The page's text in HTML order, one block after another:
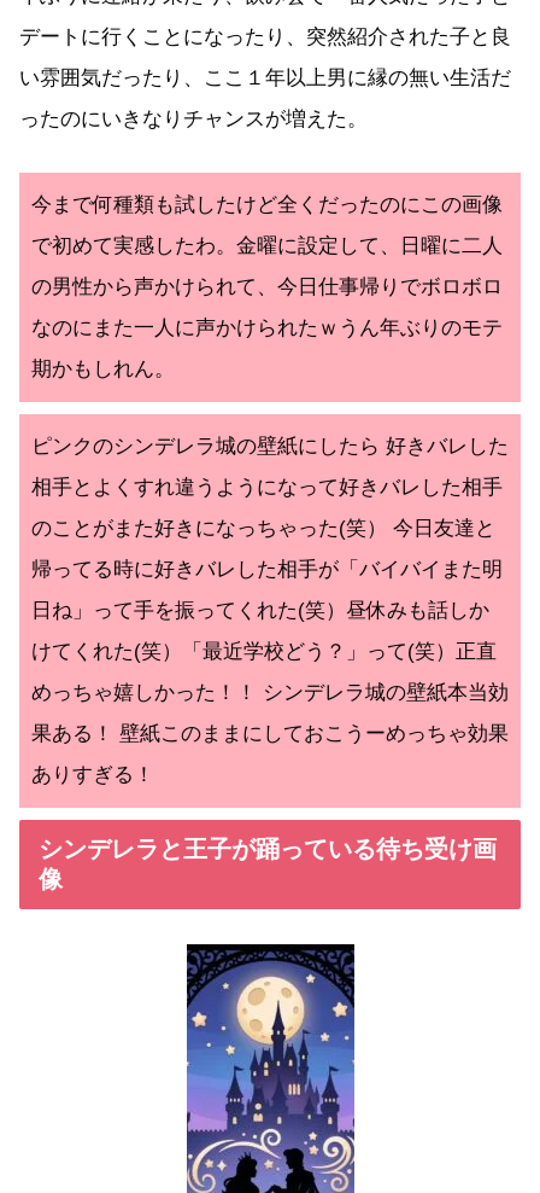
デートに行くことになったり、突然紹介された子と良
い雰囲気だったり、ここ１年以上男に縁の無い生活だ
ったのにいきなりチャンスが増えた。
今まで何種類も試したけど全くだったのにこの画像
で初めて実感したわ。金曜に設定して、日曜に二人
の男性から声かけられて、今日仕事帰りでボロボロ
なのにまた一人に声かけられたｗうん年ぶりのモテ
期かもしれん。
ピンクのシンデレラ城の壁紙にしたら 好きバレした
相手とよくすれ違うようになって好きバレした相手
のことがまた好きになっちゃった(笑） 今日友達と
帰ってる時に好きバレした相手が「バイバイまた明
日ね」って手を振ってくれた(笑）昼休みも話しか
けてくれた(笑）「最近学校どう？」って(笑）正直
めっちゃ嬉しかった！！ シンデレラ城の壁紙本当効
果ある！ 壁紙このままにしておこうーめっちゃ効果
ありすぎる！
シンデレラと王子が踊っている待ち受け画
像